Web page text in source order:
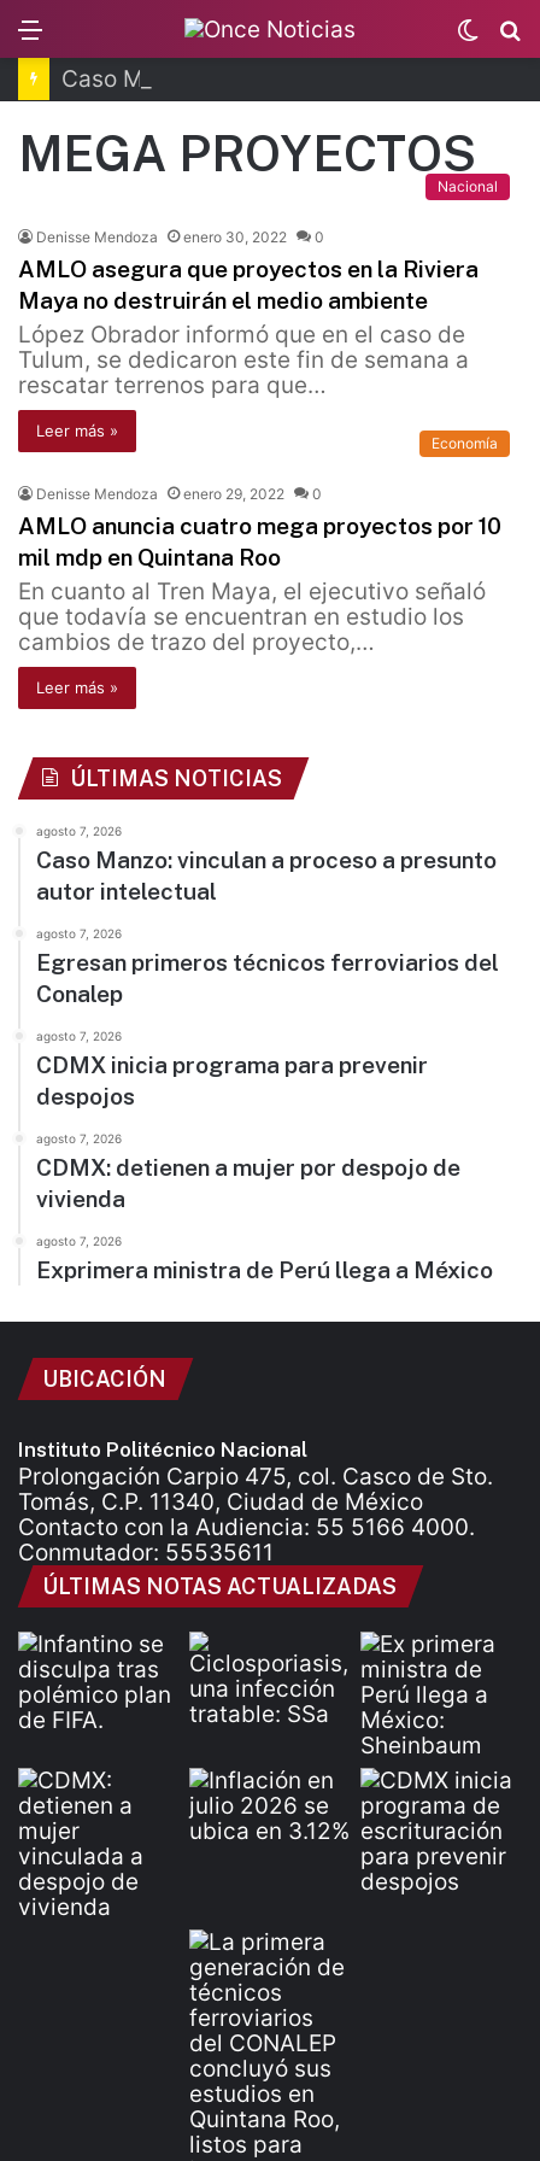
Switch
skin
MEGA PROYECTOS
Nacional
Denisse Mendoza enero 30, 2022 0
AMLO asegura que proyectos en la Riviera
Maya no destruirán el medio ambiente
López Obrador informó que en el caso de
Tulum, se dedicaron este fin de semana a
rescatar terrenos para que…
Leer más »
Economía
Denisse Mendoza enero 29, 2022 0
AMLO anuncia cuatro mega proyectos por 10
mil mdp en Quintana Roo
En cuanto al Tren Maya, el ejecutivo señaló
que todavía se encuentran en estudio los
cambios de trazo del proyecto,…
Leer más »
ÚLTIMAS NOTICIAS
agosto 7, 2026
Caso Manzo: vinculan a proceso a presunto
autor intelectual
agosto 7, 2026
Egresan primeros técnicos ferroviarios del
Conalep
agosto 7, 2026
CDMX inicia programa para prevenir
despojos
agosto 7, 2026
CDMX: detienen a mujer por despojo de
vivienda
agosto 7, 2026
Exprimera ministra de Perú llega a México
UBICACIÓN
Instituto Politécnico Nacional
Prolongación Carpio 475, col. Casco de Sto.
Tomás, C.P. 11340, Ciudad de México
Contacto con la Audiencia: 55 5166 4000.
Conmutador: 55535611
ÚLTIMAS NOTAS ACTUALIZADAS